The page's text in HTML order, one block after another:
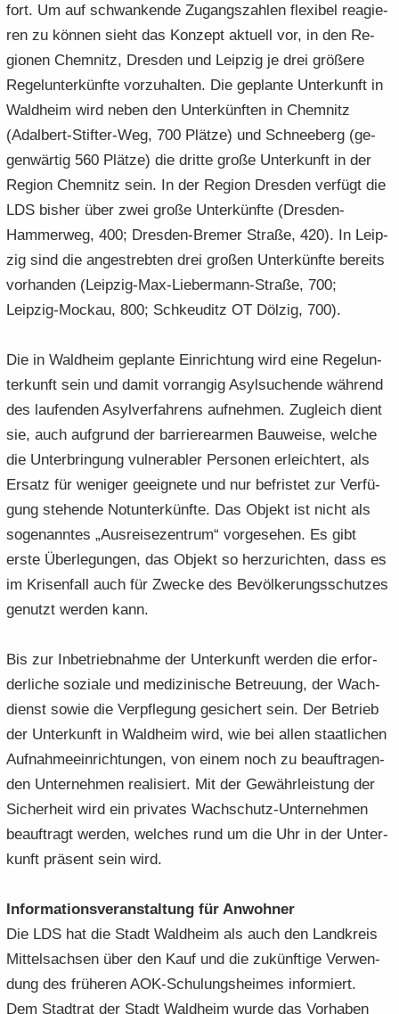
fort. Um auf schwan­ken­de Zu­gangs­zah­len fle­xi­bel re­agie­
ren zu kön­nen sieht das Kon­zept ak­tu­ell vor, in den Re­
gio­nen Chem­nitz, Dres­den und Leip­zig je drei grö­ße­re
Re­gel­un­ter­künf­te vor­zu­hal­ten. Die ge­plan­te Un­ter­kunft in
Wald­heim wird neben den Un­ter­künf­ten in Chem­nitz
(Adalbert-​Stifter-Weg, 700 Plät­ze) und Schnee­berg (ge­
gen­wär­tig 560 Plät­ze) die drit­te große Un­ter­kunft in der
Re­gi­on Chem­nitz sein. In der Re­gi­on Dres­den ver­fügt die
LDS bis­her über zwei große Un­ter­künf­te (Dresden-​
Hammerweg, 400; Dresden-​Bremer Stra­ße, 420). In Leip­
zig sind die an­ge­streb­ten drei gro­ßen Un­ter­künf­te be­reits
vor­han­den (Leipzig-​Max-Liebermann-Straße, 700;
Leipzig-​Mockau, 800; Schkeu­ditz OT Döl­zig, 700).
Die in Wald­heim ge­plan­te Ein­rich­tung wird eine Re­gel­un­
ter­kunft sein und damit vor­ran­gig Asyl­su­chen­de wäh­rend
des lau­fen­den Asyl­ver­fah­rens auf­neh­men. Zu­gleich dient
sie, auch auf­grund der bar­rie­re­ar­men Bau­wei­se, wel­che
die Un­ter­brin­gung vul­nera­bler Per­so­nen er­leich­tert, als
Er­satz für we­ni­ger ge­eig­ne­te und nur be­fris­tet zur Ver­fü­
gung ste­hen­de Not­un­ter­künf­te. Das Ob­jekt ist nicht als
so­ge­nann­tes „Aus­rei­se­zen­trum“ vor­ge­se­hen. Es gibt
erste Über­le­gun­gen, das Ob­jekt so her­zu­rich­ten, dass es
im Kri­sen­fall auch für Zwe­cke des Be­völ­ke­rungs­schut­zes
ge­nutzt wer­den kann.
Bis zur In­be­trieb­nah­me der Un­ter­kunft wer­den die er­for­
der­li­che so­zia­le und me­di­zi­ni­sche Be­treu­ung, der Wach­
dienst sowie die Ver­pfle­gung ge­si­chert sein. Der Be­trieb
der Un­ter­kunft in Wald­heim wird, wie bei allen staat­li­chen
Auf­nah­me­ein­rich­tun­gen, von einem noch zu be­auf­tra­gen­
den Un­ter­neh­men rea­li­siert. Mit der Ge­währ­leis­tung der
Si­cher­heit wird ein pri­va­tes Wachschutz-​Unternehmen
be­auf­tragt wer­den, wel­ches rund um die Uhr in der Un­ter­
kunft prä­sent sein wird.
In­for­ma­ti­ons­ver­an­stal­tung für An­woh­ner
Die LDS hat die Stadt Wald­heim als auch den Land­kreis
Mit­tel­sach­sen über den Kauf und die zu­künf­ti­ge Ver­wen­
dung des frü­he­ren AOK-​Schulungsheimes in­for­miert.
Dem Stadt­rat der Stadt Wald­heim wurde das Vor­ha­ben